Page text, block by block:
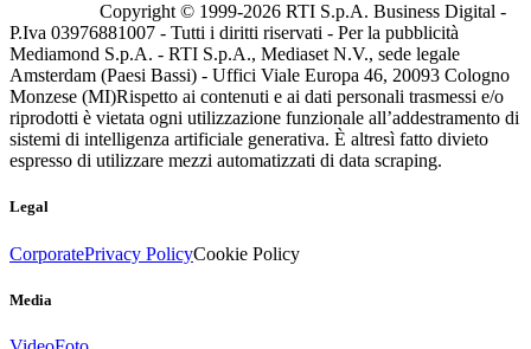
Copyright © 1999-2026 RTI S.p.A. Business Digital -
P.Iva 03976881007 - Tutti i diritti riservati - Per la pubblicità
Mediamond S.p.A. - RTI S.p.A., Mediaset N.V., sede legale
Amsterdam (Paesi Bassi) - Uffici Viale Europa 46, 20093 Cologno
Monzese (MI)Rispetto ai contenuti e ai dati personali trasmessi e/o
riprodotti è vietata ogni utilizzazione funzionale all’addestramento di
sistemi di intelligenza artificiale generativa. È altresì fatto divieto
espresso di utilizzare mezzi automatizzati di data scraping.
Legal
CorporatePrivacy PolicyCookie Policy
Media